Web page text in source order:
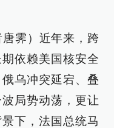
霁）近年来，跨
依赖美国核安全
乌冲突延宕、叠
局势动荡，更让
下，法国总统马